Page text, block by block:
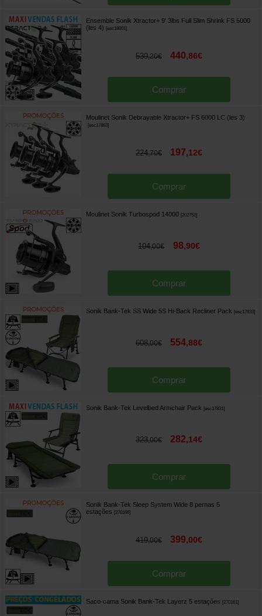
Ensemble Sonik Xtractor+ 9' 3lbs Full Slim Shrink FS 5000
(les 4)
[esc18001]
539,20€ 440,86€
Comprar
Moulinet Sonik Debrayable Xtractor+ FS 6000 LC (les 3)
[esc17863]
224,70€ 197,12€
Comprar
Moulinet Sonik Turbospod 14000 202752]
104,00€ 98,90€
Comprar
Sonik Bank-Tek SS Wide 5S Hi-Back Recliner Pack [esc17833]
608,00€ 554,88€
Comprar
Sonik Bank-Tek Levelbed Armchair Pack [esc17831]
323,00€ 282,14€
Comprar
Sonik Bank-Tek Sleep System Wide 8 pernas 5
estações
270166]
419,00€ 399,00€
Comprar
Saco-cama Sonik Bank-Tek Layerz 5 estações 270161]